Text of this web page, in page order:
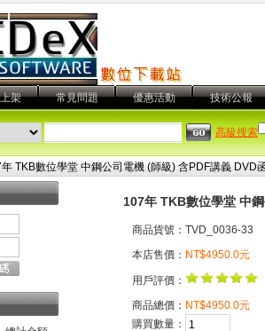
架 常見問題 優惠活動 技術公報
高級搜索
TKB數位學堂 中鋼公司電機 (師級) 含PDF講義 DVD
107年 TKB數位學堂 中
商品貨號：TVD_0036-33
本店售價： NT$4950.0元
用戶評價：
商品總價： NT$4950.0元
購買數量：